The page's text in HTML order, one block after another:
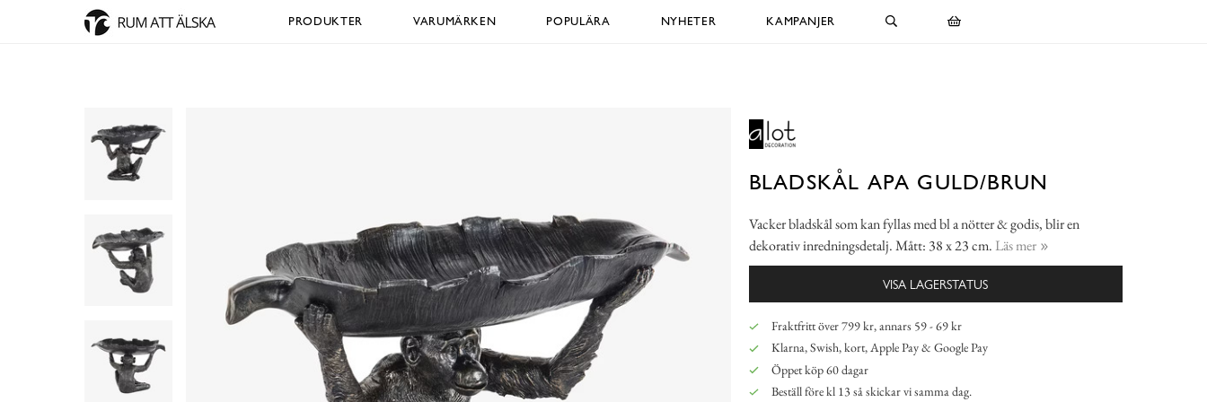
PRODUKTER VARUMÄRKEN POPULÄRA NYHETER KAMPANJER
BLADSKÅL APA GULD/BRUN
Vacker bladskål som kan fyllas med bl a nötter & godis, blir en
dekorativ inredningsdetalj. Mått: 38 x 23 cm. Läs mer
VISA LAGERSTATUS
Fraktfritt över 799 kr, annars 59 - 69 kr
Klarna, Swish, kort, Apple Pay & Google Pay
Öppet köp 60 dagar
Beställ före kl 13 så skickar vi samma dag.